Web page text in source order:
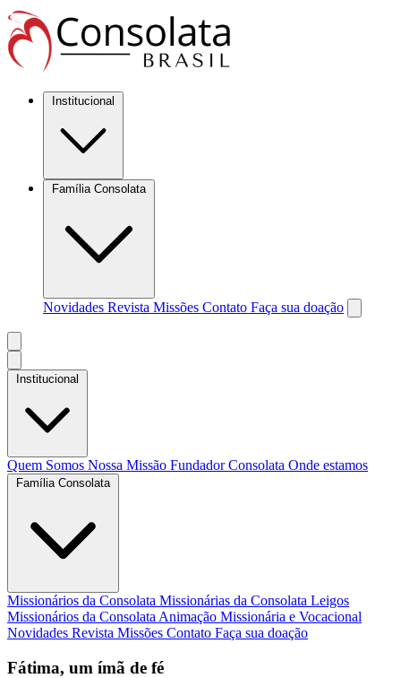
Institucional
Família Consolata
Novidades Revista Missões Contato Faça sua doação
Institucional
Quem Somos Nossa Missão FundadorConsolata Onde estamos
Família Consolata
Missionários da Consolata Missionárias da Consolata Leigos
Missionários da Consolata Animação Missionária e Vocacional
Novidades Revista Missões Contato Faça sua doação
Fátima, um ímã de fé